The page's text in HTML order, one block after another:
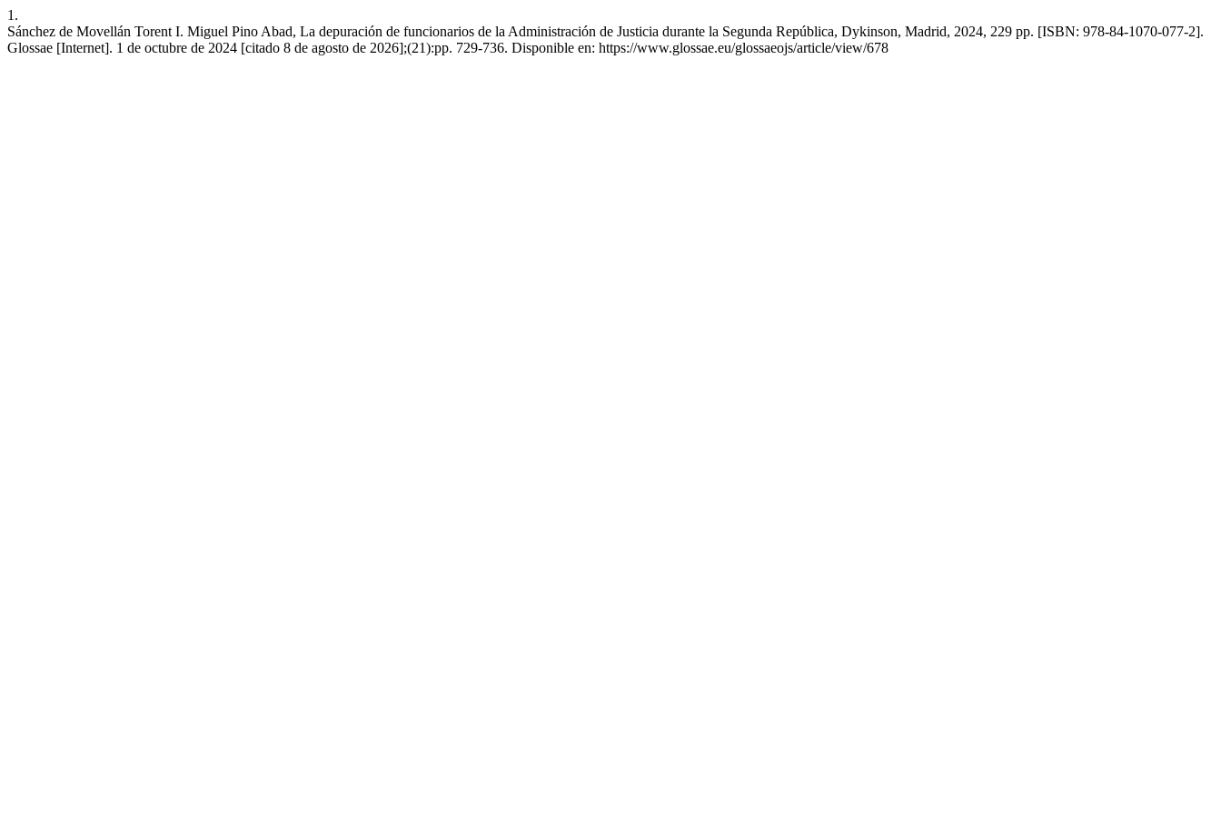
1.
Sánchez de Movellán Torent I. Miguel Pino Abad, La depuración de funcionarios de la Administración de Justicia durante la Segunda República, Dykinson, Madrid, 2024, 229 pp. [ISBN: 978-84-1070-077-2].
Glossae [Internet]. 1 de octubre de 2024 [citado 8 de agosto de 2026];(21):pp. 729-736. Disponible en: https://www.glossae.eu/glossaeojs/article/view/678